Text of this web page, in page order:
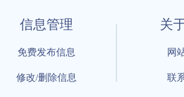
信息管理
免费发布信息
修改/删除信息
关
网
联